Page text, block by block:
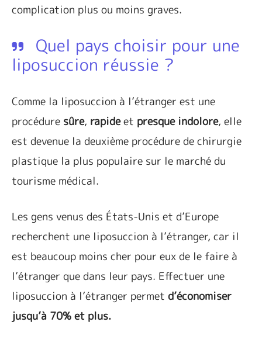
complication plus ou moins graves.
Quel pays choisir pour une
liposuccion réussie ?
Comme la liposuccion à l’étranger est une
procédure sûre, rapideet presque indolore, elle
est devenue la deuxième procédure de chirurgie
plastique la plus populaire sur le marché du
tourisme médical.
Les gens venus des États-Unis et d’Europe
recherchent une liposuccion à l’étranger, car il
est beaucoup moins cher pour eux de le faire à
l’étranger que dans leur pays. Effectuer une
liposuccion à l’étranger permet d’économiser
jusqu’à 70% et plus.